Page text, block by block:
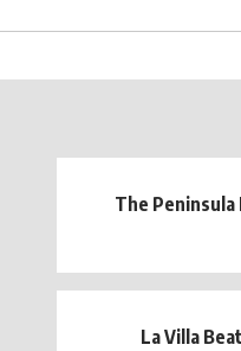
The
La Villa